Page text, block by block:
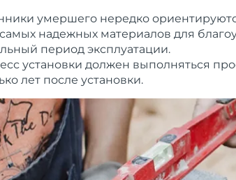
умершего нередко
надежных материалов для
период эксплуатации.
установки должен выполняться
лет после установки.